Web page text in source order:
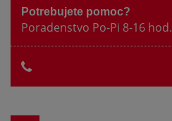
Potrebujete pomoc?
Poradenstvo Po-Pi 8-16 hod.